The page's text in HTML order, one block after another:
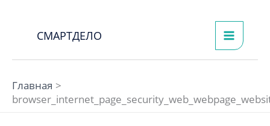
содержимому
СМАРТДЕЛО
Главная